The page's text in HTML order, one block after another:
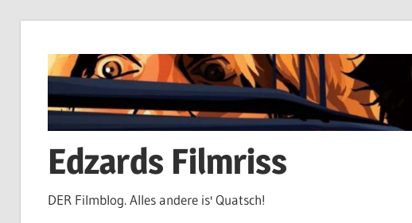
Inhalt
springen
Edzards Filmriss
DER Filmblog. Alles andere is' Quatsch!